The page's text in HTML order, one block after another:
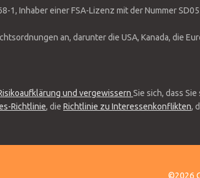
Inhaber einer FSA-Lizenz mit der Nummer
an, darunter die USA, Kanada, die
und vergewissern Sie sich, dass
Richtlinie, die Richtlinie zu Interessenkonflikten,
©2026